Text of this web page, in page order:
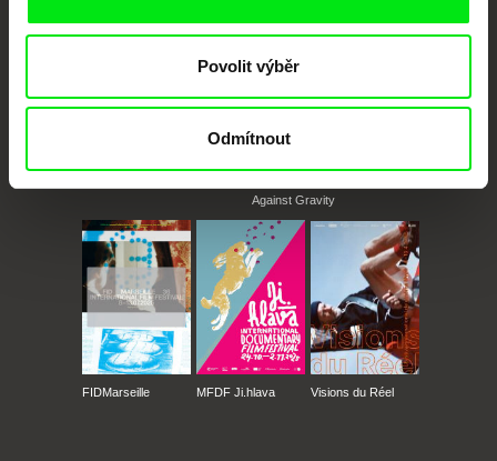
Povolit výběr
Odmítnout
Against Gravity
FIDMarseille MFDF Ji.hlava Visions du Réel